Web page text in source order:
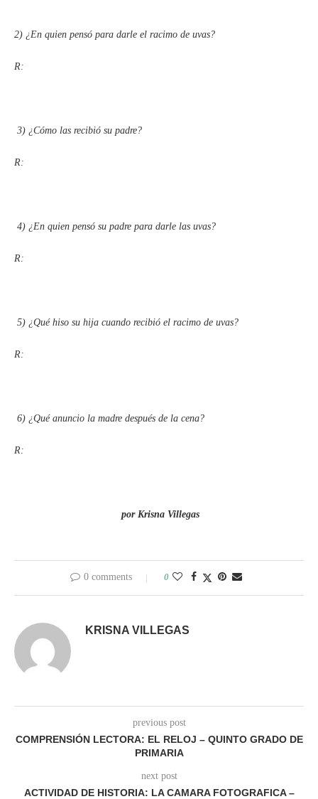
2) ¿En quien pensó para darle el racimo de uvas?
R:
3) ¿Cómo las recibió su padre?
R:
4) ¿En quien pensó su padre para darle las uvas?
R:
5) ¿Qué hiso su hija cuando recibió el racimo de uvas?
R:
6) ¿Qué anuncio la madre después de la cena?
R:
por Krisna Villegas
0 comments 0
KRISNA VILLEGAS
previous post
COMPRENSIÓN LECTORA: EL RELOJ – QUINTO GRADO DE
PRIMARIA
next post
ACTIVIDAD DE HISTORIA: LA CAMARA FOTOGRAFICA –